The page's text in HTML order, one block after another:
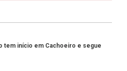
tem início em Cachoeiro e segue